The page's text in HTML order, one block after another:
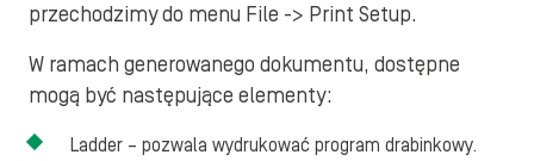
przechodzimy do menu File -> Print Setup.
W ramach generowanego dokumentu, dostępne
mogą być następujące elementy:
Ladder – pozwala wydrukować program drabinkowy.